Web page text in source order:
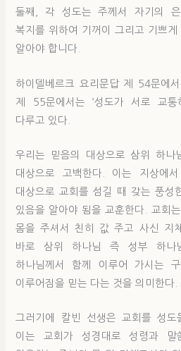
둘째, 각 성도는 주께서 자기의
복지를 위하여 기꺼이 그리고 기쁘
알아야 합니다.
하이델베르크 요리문답 제 54문에서
제 55문에서는 ‘성도가 서로 교통
다루고 있다.
우리는 믿음의 대상으로 삼위 하나
대상으로 고백한다. 이는 지상에
대상으로 교회를 섬길 때 갖는 풍성
있음을 알아야 됨을 교훈한다. 교회
몸을 주셔서 친히 값 주고 사신 지
바로 삼위 하나님 즉 성부 하나
하나님께서 함께 이루어 가시는
이루어짐을 믿는 다는 것을 의미한다.
그러기에 칼빈 선생은 교회를 성도
이는 교회가 성경대로 성령과 말